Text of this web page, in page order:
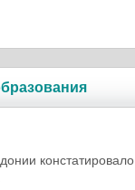
констатировало